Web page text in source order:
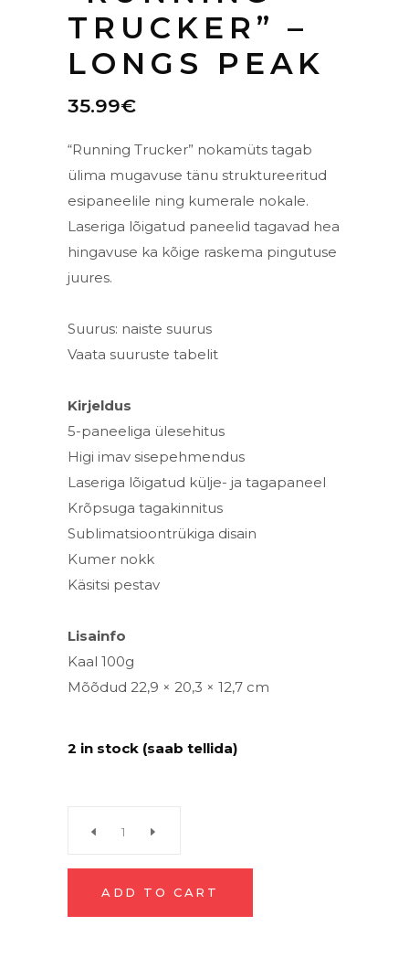
TRUCKER” –
LONGS PEAK
35.99€
“Running Trucker” nokamüts tagab
ülima mugavuse tänu struktureeritud
esipaneelile ning kumerale nokale.
Laseriga lõigatud paneelid tagavad hea
hingavuse ka kõige raskema pingutuse
juures.
Suurus: naiste suurus
Vaata suuruste tabelit
Kirjeldus
5-paneeliga ülesehitus
Higi imav sisepehmendus
Laseriga lõigatud külje- ja tagapaneel
Krõpsuga tagakinnitus
Sublimatsioontrükiga disain
Kumer nokk
Käsitsi pestav
Lisainfo
Kaal 100g
Mõõdud 22,9 × 20,3 × 12,7 cm
2 in stock (saab tellida)
Naiste
ADD TO CART